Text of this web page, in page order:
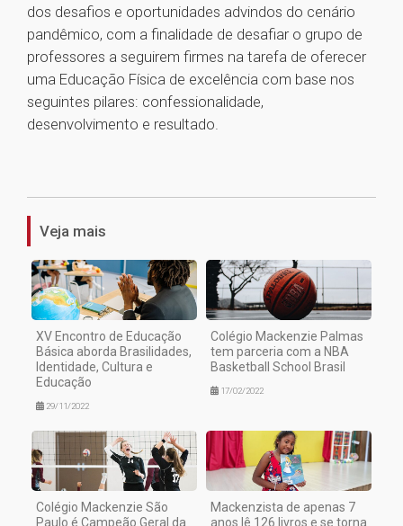
dos desafios e oportunidades advindos do cenário
pandêmico, com a finalidade de desafiar o grupo de
professores a seguirem firmes na tarefa de oferecer
uma Educação Física de excelência com base nos
seguintes pilares: confessionalidade,
desenvolvimento e resultado.
Veja mais
XV Encontro de Educação
Básica aborda Brasilidades,
Identidade, Cultura e
Educação
29/11/2022
Colégio Mackenzie Palmas
tem parceria com a NBA
Basketball School Brasil
17/02/2022
Colégio Mackenzie São
Paulo é Campeão Geral da
Mackenzista de apenas 7
anos lê 126 livros e se torna